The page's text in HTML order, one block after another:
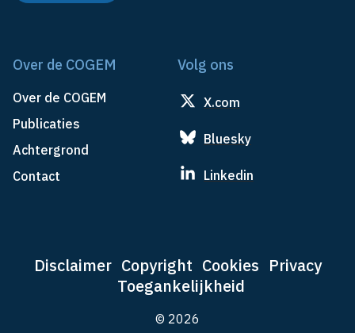
Over de COGEM
Over de COGEM
Publicaties
Achtergrond
Contact
Volg ons
X.com
Bluesky
Linkedin
Disclaimer Copyright Cookies Privacy
Toegankelijkheid
© 2026